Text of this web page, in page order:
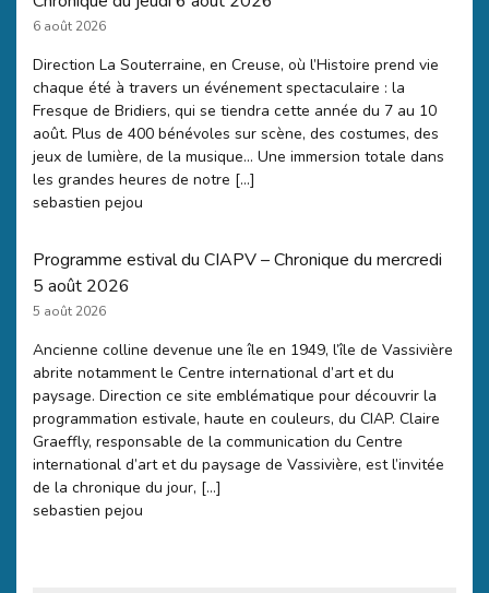
6 août 2026
Direction La Souterraine, en Creuse, où l’Histoire prend vie
chaque été à travers un événement spectaculaire : la
Fresque de Bridiers, qui se tiendra cette année du 7 au 10
août. Plus de 400 bénévoles sur scène, des costumes, des
jeux de lumière, de la musique… Une immersion totale dans
les grandes heures de notre […]
sebastien pejou
Programme estival du CIAPV – Chronique du mercredi
5 août 2026
5 août 2026
Ancienne colline devenue une île en 1949, l’île de Vassivière
abrite notamment le Centre international d’art et du
paysage. Direction ce site emblématique pour découvrir la
programmation estivale, haute en couleurs, du CIAP. Claire
Graeffly, responsable de la communication du Centre
international d’art et du paysage de Vassivière, est l’invitée
de la chronique du jour, […]
sebastien pejou